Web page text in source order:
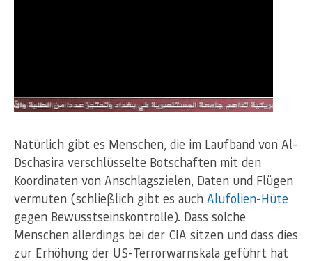
Natürlich gibt es Menschen, die im Laufband von Al-
Dschasira verschlüsselte Botschaften mit den
Koordinaten von Anschlagszielen, Daten und Flügen
vermuten (schließlich gibt es auch Alufolien-Hüte
gegen Bewusstseinskontrolle). Dass solche
Menschen allerdings bei der CIA sitzen und dass dies
zur Erhöhung der US-Terrorwarnskala geführt hat